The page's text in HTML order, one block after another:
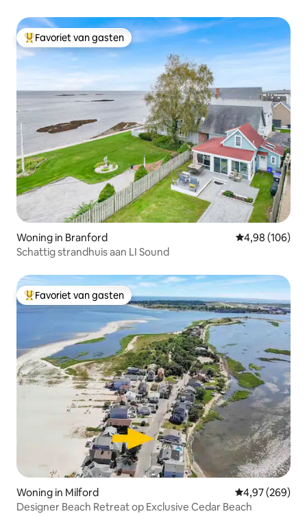
Topfavoriet van gasten
Favoriet van gasten
Woning in Branford Gemiddelde
4,98 (106)
Schattig strandhuis aan LI Sound
Topfavoriet van gasten
Favoriet van gasten
Woning in Milford Gemiddelde
4,97 (269)
Designer Beach Retreat op Exclusive Cedar Beach